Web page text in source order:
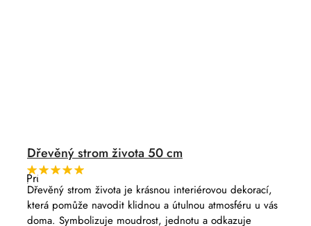
Dřevěný strom života 50 cm
Průměrné
hodnocení
produktu
je
5,0
Dřevěný strom života je krásnou interiérovou dekorací,
která pomůže navodit klidnou a útulnou atmosféru u vás
doma. Symbolizuje moudrost, jednotu a odkazuje